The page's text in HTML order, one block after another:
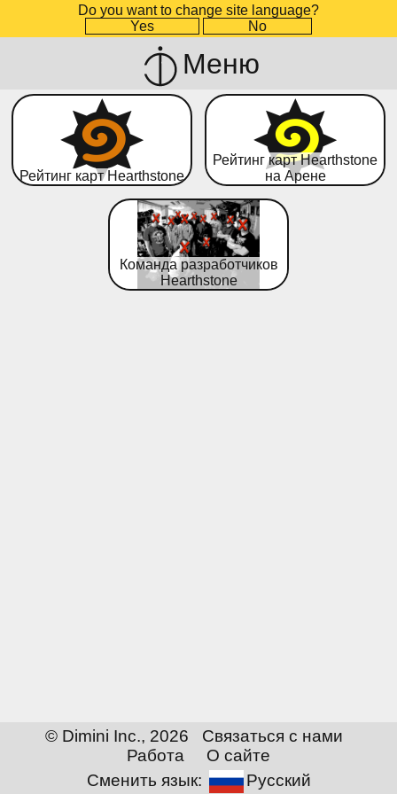
Do you want to change site language?
Yes
No
Меню
Рейтинг карт Hearthstone
Рейтинг карт Hearthstone
на Арене
Команда разработчиков
Hearthstone
© Dimini Inc., 2026
Связаться с нами
Работа
О сайте
Сменить язык:
Русский